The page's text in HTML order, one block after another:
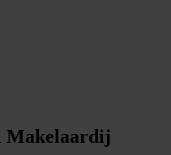
Makelaardij